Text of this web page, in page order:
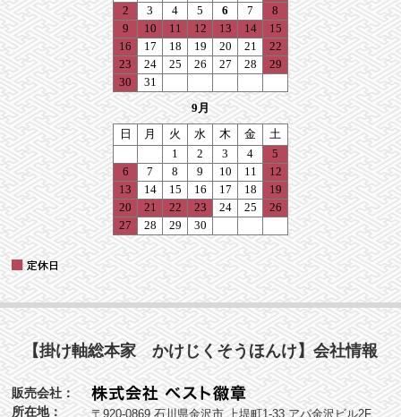
【掛け軸総本家 かけじくそうほんけ】会社情報
販売会社：
所在地：
〒920-0869 石川県金沢市 上堤町1-33 アパ金沢ビル2F